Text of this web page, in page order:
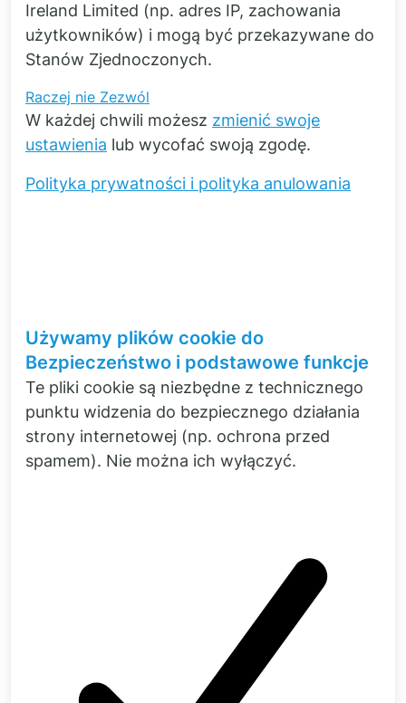
Usługi, myślenie różnymi metodami
W obliczu wyzwań często nie wystarcza
zastosowanie tylko jednej metody.
Zapewniamy naszym klientom wsparcie
zorientowane na rozwiązania i łączymy
obliczenia, pomiary i usługi transferu. Nie
wymaga Twoje wyzwanie?
Wyposażamy cię
klientów w systemy testowe - ale tylko te,
których sami używamy na co dzień. W ten
sposób gwarantujemy wyselekcjonowane,
wysokowydajne portfolio rozwiązań i
wyjątkowo praktyczną jakość doradztwa.
Do naszego asortymentu produktów
Ireland Limited (np. adres IP, zachowania
użytkowników) i mogą być przekazywane do
Stanów Zjednoczonych.
Raczej nie Zezwól
W każdej chwili możesz zmienić swoje
ustawienia lub wycofać swoją zgodę.
Polityka prywatności i polityka anulowania
Używamy plików cookie do
Bezpieczeństwo i podstawowe funkcje
Te pliki cookie są niezbędne z technicznego
punktu widzenia do bezpiecznego działania
strony internetowej (np. ochrona przed
spamem). Nie można ich wyłączyć.